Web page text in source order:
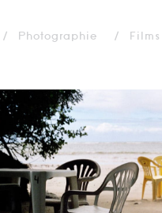
Photographie Films